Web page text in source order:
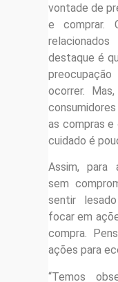
vontade de
e comprar.
destaque é
ocorrer.
as compras
cuidado é
Assim, para
sem
sentir
focar em
compra.
ações para
“Temos